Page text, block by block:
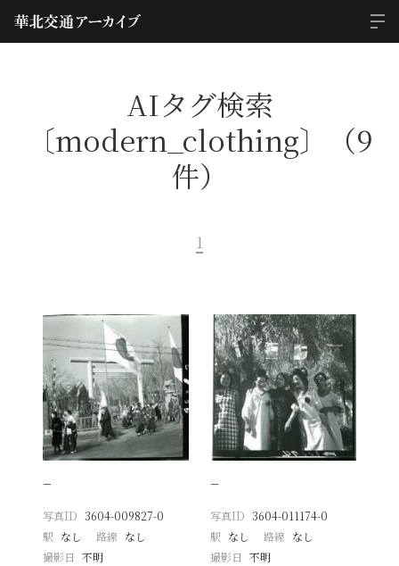
AIタグ検索
〔modern_clothing〕（9
件）
1
−
写真ID 3604-009827-0
駅 なし 路線 なし
撮影日
不明
−
写真ID 3604-011174-0
駅 なし 路線 なし
撮影日 不明